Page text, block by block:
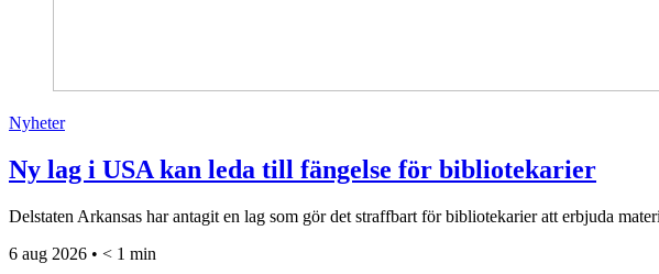
Nyheter
Ny lag i USA kan leda till fängelse för bibliotekarier
Delstaten Arkansas har antagit en lag som gör det straffbart för bibliotekarier att erbjuda
6 aug 2026 • < 1 min